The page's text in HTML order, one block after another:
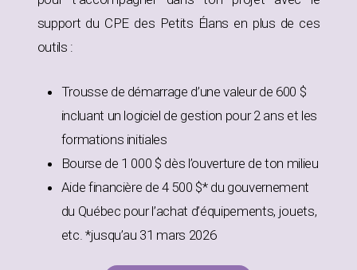
support du CPE des Petits Élans en plus de ces
outils :
Trousse de démarrage d’une valeur de 600 $
incluant un logiciel de gestion pour 2 ans et les
formations initiales
Bourse de 1 000 $ dès l’ouverture de ton milieu
Aide financière de 4 500 $* du gouvernement
du Québec pour l’achat d’équipements, jouets,
etc. *jusqu’au 31 mars 2026